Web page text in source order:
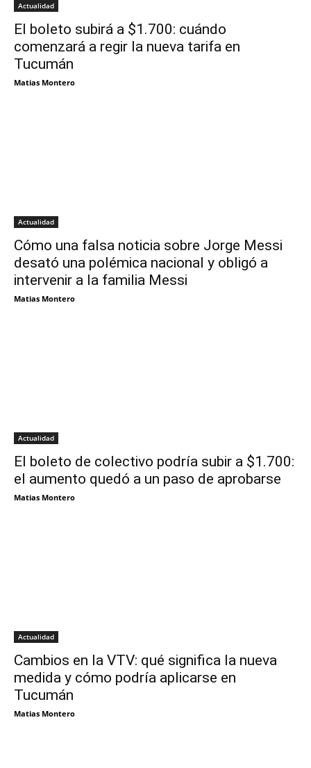
Actualidad
El boleto subirá a $1.700: cuándo
comenzará a regir la nueva tarifa en
Tucumán
Matias Montero
Actualidad
Cómo una falsa noticia sobre Jorge Messi
desató una polémica nacional y obligó a
intervenir a la familia Messi
Matias Montero
Actualidad
El boleto de colectivo podría subir a $1.700:
el aumento quedó a un paso de aprobarse
Matias Montero
Actualidad
Cambios en la VTV: qué significa la nueva
medida y cómo podría aplicarse en
Tucumán
Matias Montero